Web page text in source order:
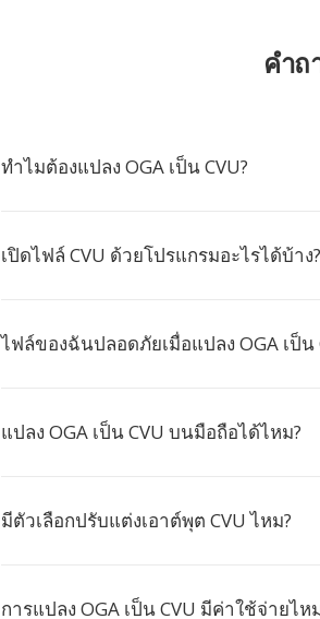
คำถ
ทำไมต้องแปลง OGA เป็น CVU?
เปิดไฟล์ CVU ด้วยโปรแกรมอะไรได้บ้าง?
ไฟล์ของฉันปลอดภัยเมื่อแปลง OGA เป็น
แปลง OGA เป็น CVU บนมือถือได้ไหม?
มีตัวเลือกปรับแต่งเอาต์พุต CVU ไหม?
การแปลง OGA เป็น CVU มีค่าใช้จ่ายไห